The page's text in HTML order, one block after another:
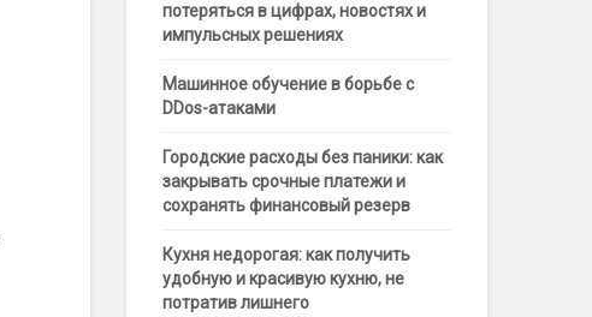
потеряться в цифрах, новостях и
импульсных решениях
Машинное обучение в борьбе с
DDos-атаками
Городские расходы без паники: как
закрывать срочные платежи и
сохранять финансовый резерв
Кухня недорогая: как получить
удобную и красивую кухню, не
потратив лишнего